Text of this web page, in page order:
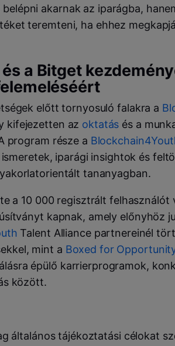
akarnak az iparágba,
teremteni, ha ehhez
a Bitget
előtt tornyosuló falakra a
kifejezetten az oktatás és a
program része a
iparági insightok és
tananyagban.
a 10 000 regisztrált felhasználót
kapnak, amely előnyhöz
Talent Alliance partnereinél
mint a Boxed for
épülő karrierprogramok,
között.
általános tájékoztatási célokat